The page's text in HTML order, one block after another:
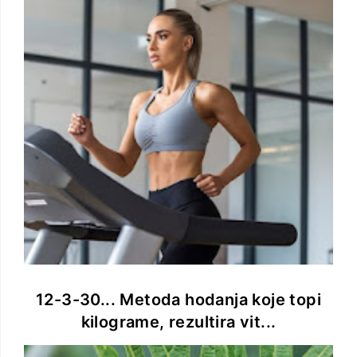
12-3-30... Metoda hodanja koje topi
kilograme, rezultira vit...